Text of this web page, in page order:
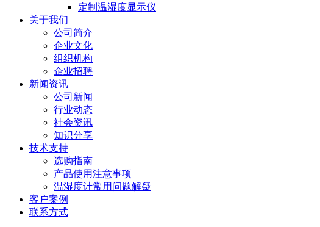
定制温湿度显示仪
关于我们
公司简介
企业文化
组织机构
企业招聘
新闻资讯
公司新闻
行业动态
社会资讯
知识分享
技术支持
选购指南
产品使用注意事项
温湿度计常用问题解疑
客户案例
联系方式